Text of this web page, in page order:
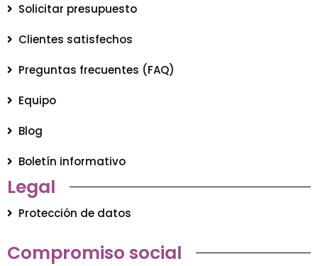
Solicitar presupuesto
Clientes satisfechos
Preguntas frecuentes (FAQ)
Equipo
Blog
Boletín informativo
Legal
Protección de datos
Compromiso social